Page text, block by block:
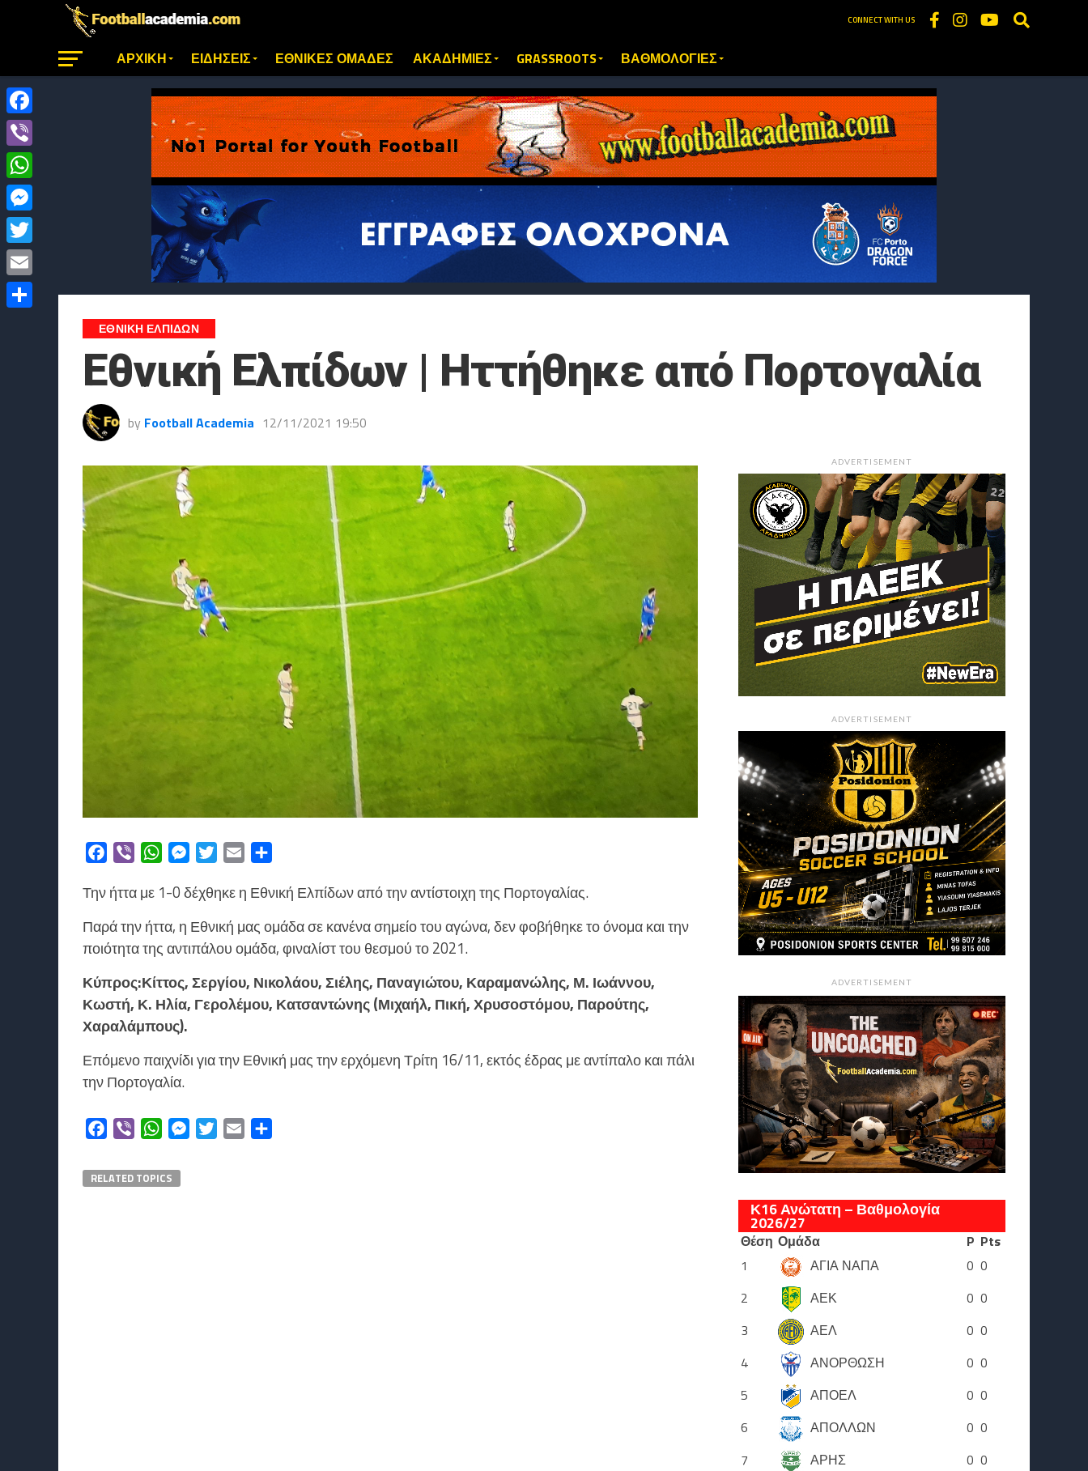
CONNECT WITH US
ΑΡΧΙΚΗ ΕΙΔΗΣΕΙΣ ΕΘΝΙΚΕΣ ΟΜΑΔΕΣ ΑΚΑΔΗΜΙΕΣ GRASSROOTS ΒΑΘΜΟΛΟΓΙΕΣ
ΕΘΝΙΚΗ ΕΛΠΙΔΩΝ
Εθνική Ελπίδων | Ηττήθηκε από Πορτογαλία
by Football Academia 12/11/2021 19:50
Facebook
Viber WhatsAppMessengerTwitterEmail
Την ήττα με 1-0 δέχθηκε η Εθνική Ελπίδων από την αντίστοιχη της Πορτογαλίας.
Παρά την ήττα, η Εθνική μας ομάδα σε κανένα σημείο του αγώνα, δεν φοβήθηκε το όνομα και την
ποιότητα της αντιπάλου ομάδα, φιναλίστ του θεσμού το 2021.
Κύπρος:Κίττος, Σεργίου, Νικολάου, Σιέλης, Παναγιώτου, Καραμανώλης, Μ. Ιωάννου,
Κωστή, Κ. Ηλία, Γερολέμου, Κατσαντώνης (Μιχαήλ, Πική, Χρυσοστόμου, Παρούτης,
Χαραλάμπους).
Επόμενο παιχνίδι για την Εθνική μας την ερχόμενη Τρίτη 16/11, εκτός έδρας με αντίπαλο και πάλι
την Πορτογαλία.
Facebook
Viber WhatsAppMessengerTwitterEmail
RELATED TOPICS
ADVERTISEMENT
ADVERTISEMENT
ADVERTISEMENT
Κ16 Ανώτατη – Βαθμολογία
2026/27
Θέση Ομάδα P Pts
1
ΑΓΙΑ ΝΑΠΑ 0 0
2
ΑΕΚ 0 0
3
ΑΕΛ 0 0
4
ΑΝΟΡΘΩΣΗ 0 0
5
ΑΠΟΕΛ 0 0
6
ΑΠΟΛΛΩΝ 0 0
7
ΑΡΗΣ 0 0
Facebook
Viber
WhatsApp
Messenger
Twitter
Email